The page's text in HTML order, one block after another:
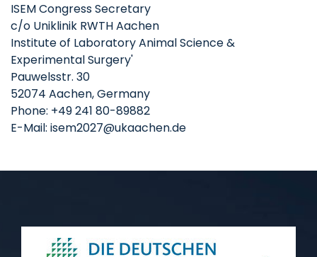
ISEM Congress Secretary
c/o Uniklinik RWTH Aachen
Institute of Laboratory Animal Science &
Experimental Surgery'
Pauwelsstr. 30
52074 Aachen, Germany
Phone: +49 241 80-89882
E-Mail: isem2027@ukaachen.de